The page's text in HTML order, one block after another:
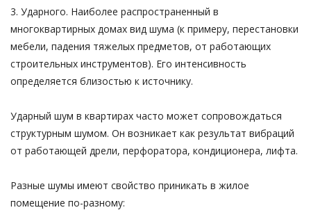
3. Ударного. Наиболее распространенный в
многоквартирных домах вид шума (к примеру, перестановки
мебели, падения тяжелых предметов, от работающих
строительных инструментов). Его интенсивность
определяется близостью к источнику.
Ударный шум в квартирах часто может сопровождаться
структурным шумом. Он возникает как результат вибраций
от работающей дрели, перфоратора, кондиционера, лифта.
Разные шумы имеют свойство приникать в жилое
помещение по-разному: